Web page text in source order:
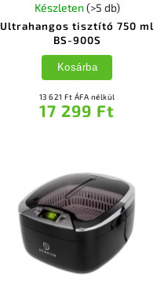
Ultrahangos tisztító 750 ml
BS-900S
Készleten (>5 db)
13 621 Ft ÁFA nélkül
17 299 Ft
Kosárba